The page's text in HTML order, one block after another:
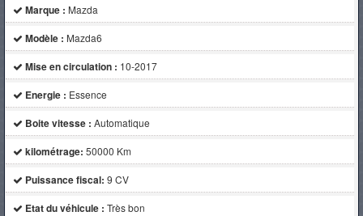
Marque : Mazda
Modèle : Mazda6
Mise en circulation : 10-2017
Energie : Essence
Boite vitesse : Automatique
kilométrage: 50000 Km
Puissance fiscal: 9 CV
Etat du véhicule : Très bon